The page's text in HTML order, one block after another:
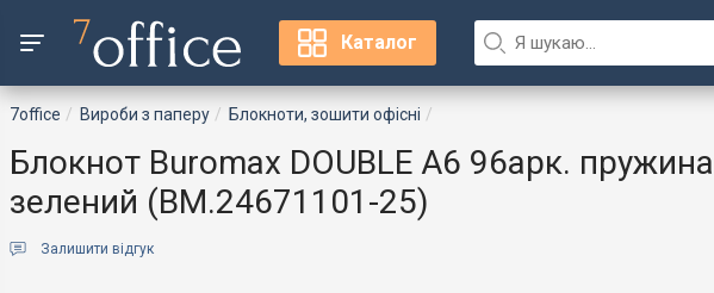
Каталог
7office Вироби з паперу Блокноти, зошити офісні
Блокнот Buromax DOUBLE А6 96арк.
зелений (BM.24671101-25)
Залишити відгук